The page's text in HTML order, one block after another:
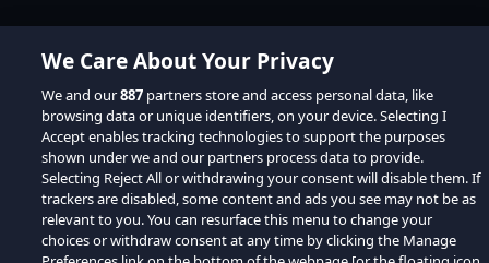
We Care About Your Privacy
We and our887 partners store and access personal data, like
browsing data or unique identifiers, on your device. Selecting I
Accept enables tracking technologies to support the purposes
shown under we and our partners process data to provide.
Selecting Reject All or withdrawing your consent will disable them. If
trackers are disabled, some content and ads you see may not be as
relevant to you. You can resurface this menu to change your
choices or withdraw consent at any time by clicking the Manage